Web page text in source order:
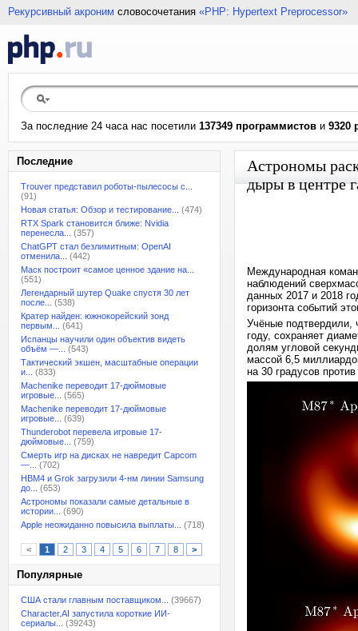
Рекурсивный акроним словосочетания «PHP: Hypertext Preprocessor»
За последние 24 часа нас посетили 137349 программистов и 9320
Последние
Trouver представил роботы-пылесосы с...
(91)
Новая статья: Обзор и тестирование...
(474)
RTX Spark становится ближе: Nvidia
перенесла...
(357)
ChatGPT стал безлимитным: OpenAI
отменила...
(442)
Маск построит «самое ценное здание на...
(551)
Легендарный шутер Quake спустя 30 лет
после...
(538)
Кратер найден: южнокорейский зонд
первым...
(641)
Испанцы научили один объектив видеть
объём —...
(543)
Тактический экшен, масштабные операции
и...
(833)
Machenike переводит 17-дюймовые
игровые...
(565)
Machenike переводит 17-дюймовые
игровые...
(639)
Thunderobot перевела игровые 17-
дюймовые...
(759)
Смерть игр на дисках не навредит Capcom
—...
(702)
HBM4 и Grok загрузили 4-нм линии Samsung
до...
(653)
Астрономы показали самые детальные в
истории...
(690)
Apple неожиданно повысила выплаты...
(718)
< 1 2 3 4 5 6 7 8 >
Популярные
США стали главным поставщиком...
(39667)
Character.AI запустила короткие ИИ-
сериалы...
(39243)
Астрономы
дыры в центре
Международная
наблюдений
данных 2017 и 2018
горизонта событий
Учёные подтвердили,
году, сохраняет
долям угловой
массой 6,5
на 30 градусов